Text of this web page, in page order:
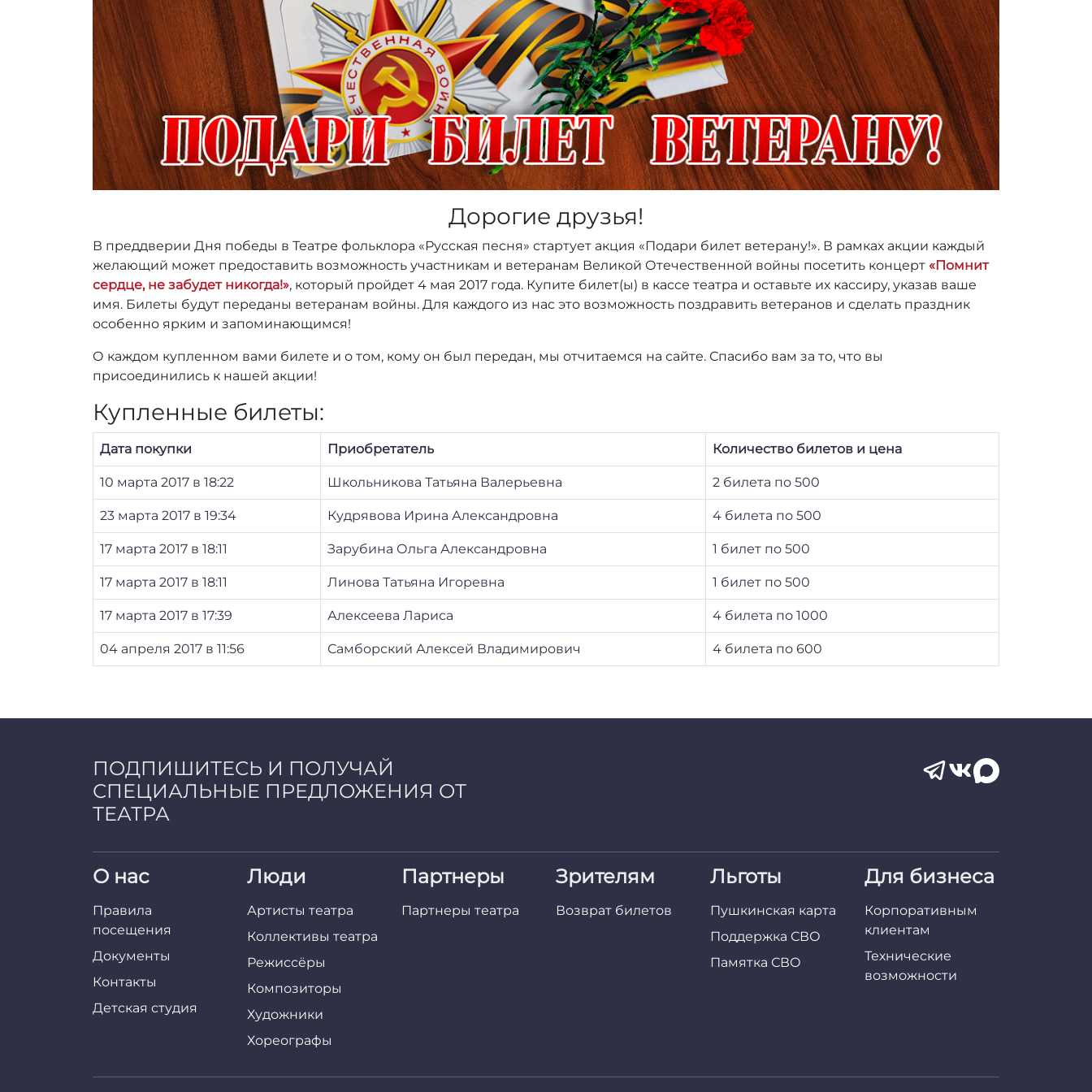
Дорогие друзья!
В преддверии Дня победы в Театре фольклора «Русская песня» стартует акция «Подари билет ветерану!». В рамках акции каждый
желающий может предоставить возможность участникам и ветеранам Великой Отечественной войны посетить концерт «Помнит
сердце, не забудет никогда!», который пройдет 4 мая 2017 года. Купите билет(ы) в кассе театра и оставьте их кассиру, указав ваше
имя. Билеты будут переданы ветеранам войны. Для каждого из нас это возможность поздравить ветеранов и сделать праздник
особенно ярким и запоминающимся!
О каждом купленном вами билете и о том, кому он был передан, мы отчитаемся на сайте. Спасибо вам за то, что вы
присоединились к нашей акции!
Купленные билеты:
Дата покупки Приобретатель Количество билетов и цена
10 марта 2017 в 18:22 Школьникова Татьяна Валерьевна 2 билета по 500
23 марта 2017 в 19:34 Кудрявова Ирина Александровна 4 билета по 500
17 марта 2017 в 18:11 Зарубина Ольга Александровна 1 билет по 500
17 марта 2017 в 18:11 Линова Татьяна Игоревна 1 билет по 500
17 марта 2017 в 17:39 Алексеева Лариса 4 билета по 1000
04 апреля 2017 в 11:56 Самборский Алексей Владимирович 4 билета по 600
ПОДПИШИТЕСЬ И ПОЛУЧАЙ
СПЕЦИАЛЬНЫЕ ПРЕДЛОЖЕНИЯ ОТ
ТЕАТРА
О нас
Правила
посещения
Документы
Контакты
Детская студия
Люди
Артисты театра
Коллективы театра
Режиссёры
Композиторы
Художники
Хореографы
Партнеры
Партнеры театра
Зрителям
Возврат билетов
Льготы
Пушкинская карта
Поддержка СВО
Памятка СВО
Для бизнеса
Корпоративным
клиентам
Технические
возможности